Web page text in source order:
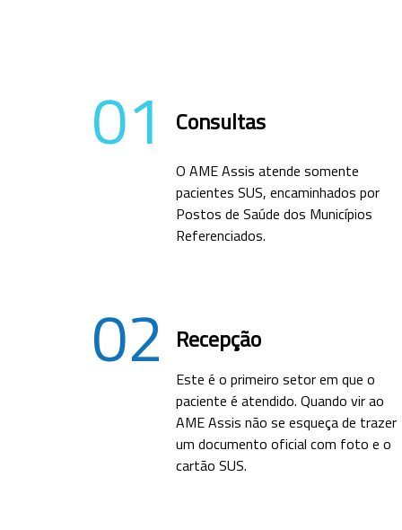
01 Consultas
O AME Assis atende somente
pacientes SUS, encaminhados por
Postos de Saúde dos Municípios
Referenciados.
02 Recepção
Este é o primeiro setor em que o
paciente é atendido. Quando vir ao
AME Assis não se esqueça de trazer
um documento oficial com foto e o
cartão SUS.